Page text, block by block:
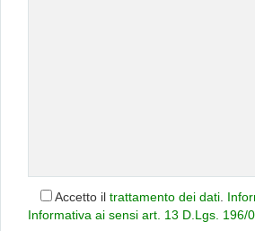
Accetto il trattamento dei dati
Informativa ai sensi art. 13 D.Lgs. 196/